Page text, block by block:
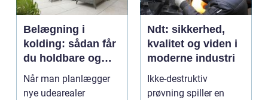
Belægning i
kolding: sådan får
du holdbare og
flotte udearealer
Når man planlægger
nye udearealer
Ndt: sikkerhed,
kvalitet og viden i
moderne industri
Ikke-destruktiv
prøvning spiller en